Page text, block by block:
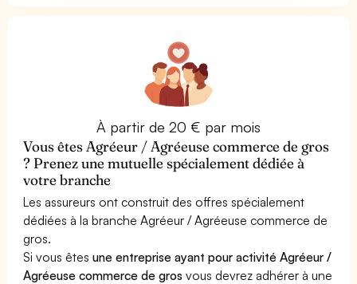
À partir de 20 € par mois
Vous êtes Agréeur / Agréeuse commerce de gros
? Prenez une mutuelle spécialement dédiée à
votre branche
Les assureurs ont construit des offres spécialement
dédiées à la branche Agréeur / Agréeuse commerce de
gros.
Si vous êtesune entreprise ayant pour activité Agréeur /
Agréeuse commerce de gros vous devrez adhérer à une